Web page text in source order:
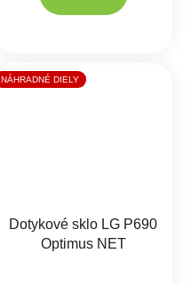
NÁHRADNÉ DIELY
Dotykové sklo LG P690
Optimus NET